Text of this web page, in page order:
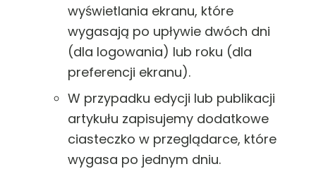
wyświetlania ekranu, które
wygasają po upływie dwóch dni
(dla logowania) lub roku (dla
preferencji ekranu).
W przypadku edycji lub publikacji
artykułu zapisujemy dodatkowe
ciasteczko w przeglądarce, które
wygasa po jednym dniu.